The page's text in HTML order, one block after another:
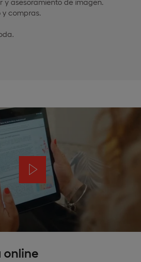
compras.
online